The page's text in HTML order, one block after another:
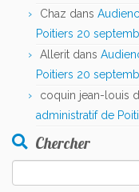
Chaz dans
Poitiers 20
Allerit dans
Poitiers 20
coquin jean-louis
administratif de
Chercher